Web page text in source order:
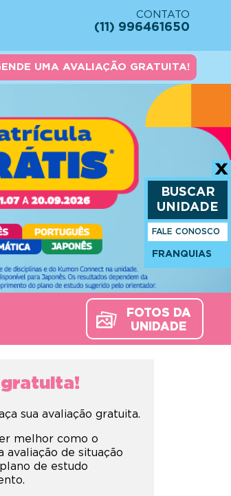
CONTATO
(11) 996461650
UMA AVALIAÇÃO GRATUITA!
FOTOS DA
UNIDADE
gratuita!
sua avaliação gratuita.
melhor como o
avaliação de situação
de estudo
BUSCAR
UNIDADE
FALE CONOSCO
FRANQUIAS